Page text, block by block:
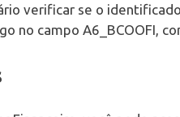
verificar se o
no campo A6_BCOOFI,